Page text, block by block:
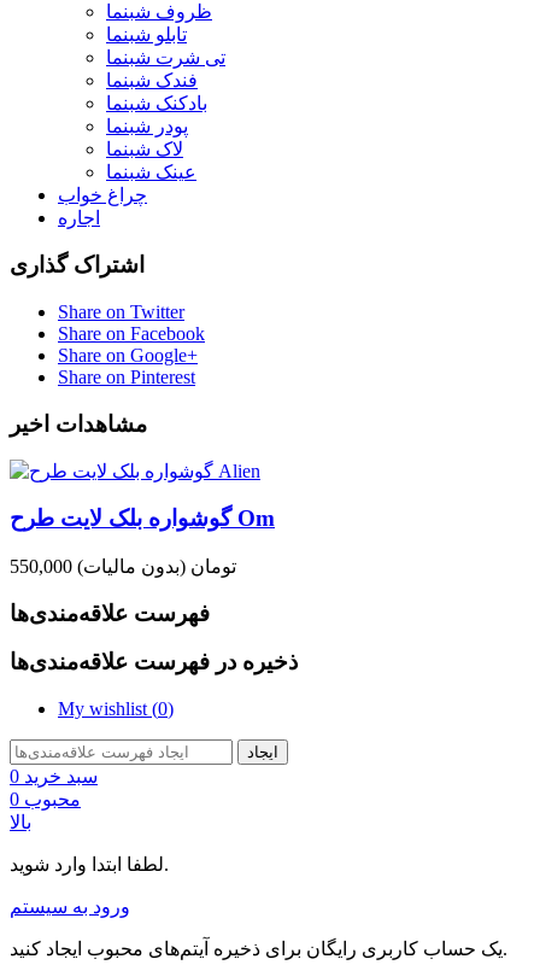
ظروف شبنما
تابلو شبنما
تی شرت شبنما
فندک شبنما
بادکنک شبنما
پودر شبنما
لاک شبنما
عینک شبنما
چراغ خواب
اجاره
اشتراک گذاری
Share on Twitter
Share on Facebook
Share on Google+
Share on Pinterest
مشاهدات اخیر
گوشواره بلک لایت طرح Om
550,000 تومان (بدون مالیات)
فهرست علاقه‌مندی‌ها
ذخیره در فهرست علاقه‌مندی‌ها
My wishlist (0)
ایجاد
سبد خرید 0
محبوب 0
بالا
لطفا ابتدا وارد شوید.
ورود به سیستم
یک حساب کاربری رایگان برای ذخیره آیتم‌های محبوب ایجاد کنید.